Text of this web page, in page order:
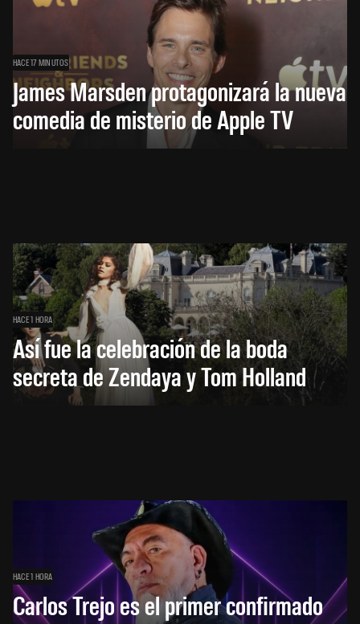
HACE 17 MINUTOS
James Marsden protagonizará la nueva
comedia de misterio de Apple TV
HACE 1 HORA
Así fue la celebración de la boda
secreta de Zendaya y Tom Holland
HACE 1 HORA
Carlos Trejo es el primer confirmado